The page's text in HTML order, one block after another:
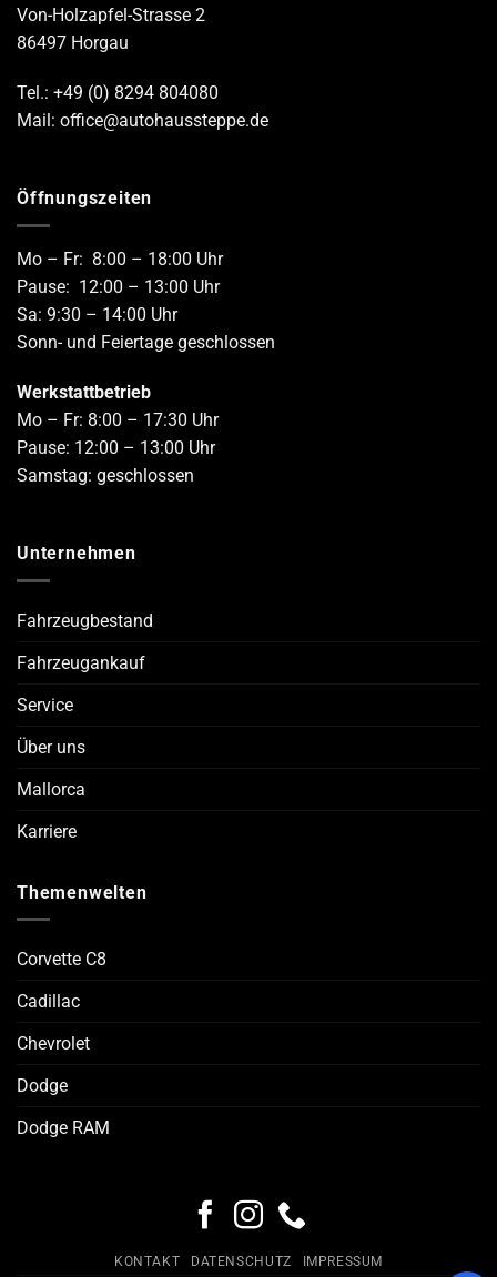
Von-Holzapfel-Strasse 2
86497 Horgau
Tel.: +49 (0) 8294 804080
Mail: office@autohaussteppe.de
Öffnungszeiten
Mo – Fr: 8:00 – 18:00 Uhr
Pause: 12:00 – 13:00 Uhr
Sa: 9:30 – 14:00 Uhr
Sonn- und Feiertage geschlossen
Werkstattbetrieb
Mo – Fr: 8:00 – 17:30 Uhr
Pause: 12:00 – 13:00 Uhr
Samstag: geschlossen
Unternehmen
Fahrzeugbestand
Fahrzeugankauf
Service
Über uns
Mallorca
Karriere
Themenwelten
Corvette C8
Cadillac
Chevrolet
Dodge
Dodge RAM
KONTAKT DATENSCHUTZ IMPRESSUM